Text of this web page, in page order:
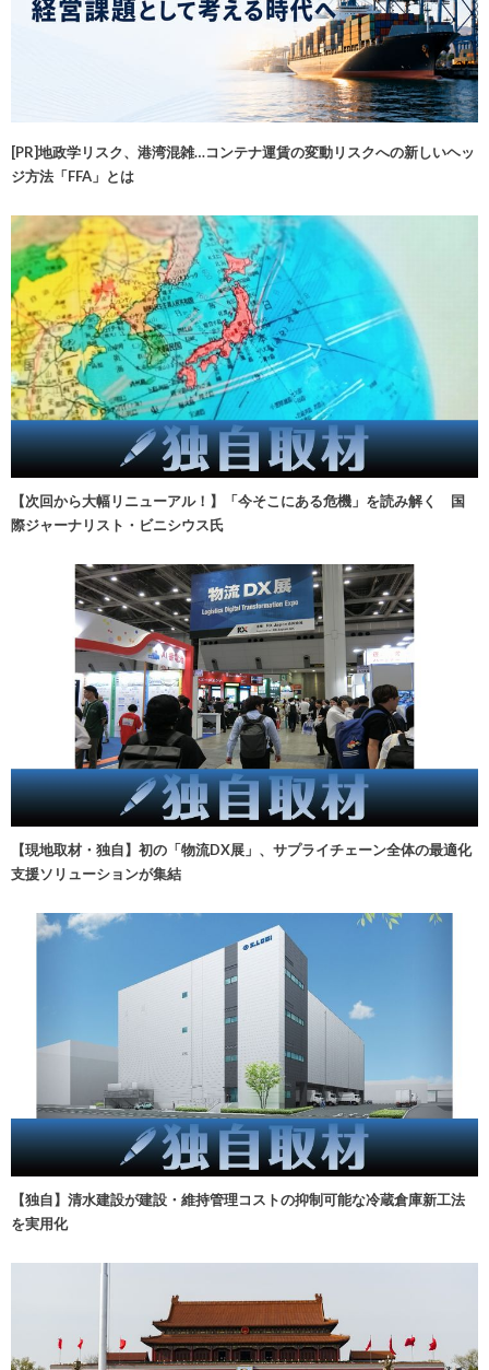
[PR]地政学リスク、港湾混雑…コンテナ運賃の変動リスクへの新しいヘッ
ジ方法「FFA」とは
【次回から大幅リニューアル！】「今そこにある危機」を読み解く 国
際ジャーナリスト・ビニシウス氏
【現地取材・独自】初の「物流DX展」、サプライチェーン全体の最適化
支援ソリューションが集結
【独自】清水建設が建設・維持管理コストの抑制可能な冷蔵倉庫新工法
を実用化